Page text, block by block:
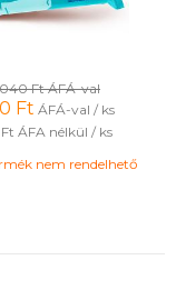
040 FtÁFÁ-val
Ft ÁFÁ-val / ks
Ft ÁFA nélkül / ks
nem rendelhető